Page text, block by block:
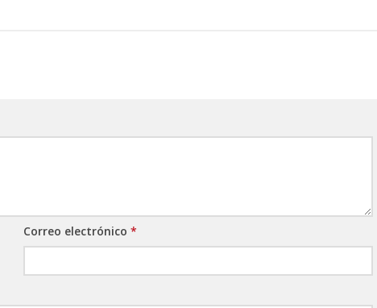
Correo electrónico*